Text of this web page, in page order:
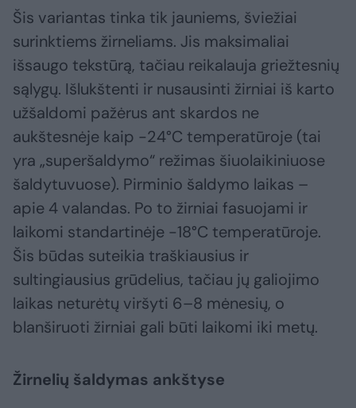
Šis variantas tinka tik jauniems, šviežiai
surinktiems žirneliams. Jis maksimaliai
išsaugo tekstūrą, tačiau reikalauja griežtesnių
sąlygų. Išlukštenti ir nusausinti žirniai iš karto
užšaldomi pažėrus ant skardos ne
aukštesnėje kaip -24°C temperatūroje (tai
yra „superšaldymo“ režimas šiuolaikiniuose
šaldytuvuose). Pirminio šaldymo laikas –
apie 4 valandas. Po to žirniai fasuojami ir
laikomi standartinėje -18°C temperatūroje.
Šis būdas suteikia traškiausius ir
sultingiausius grūdelius, tačiau jų galiojimo
laikas neturėtų viršyti 6–8 mėnesių, o
blanširuoti žirniai gali būti laikomi iki metų.
Žirnelių šaldymas ankštyse